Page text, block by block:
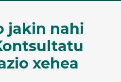
jakin nahi
xehea